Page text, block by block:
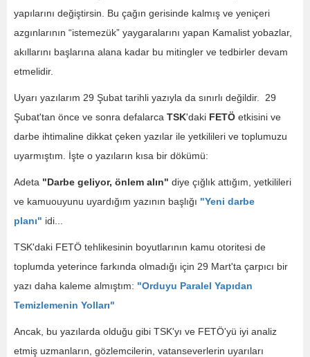
yapılarını değiştirsin. Bu çağın gerisinde kalmış ve yeniçeri
azgınlarının “istemezük” yaygaralarını yapan Kamalist yobazlar,
akıllarını başlarına alana kadar bu mitingler ve tedbirler devam
etmelidir.
Uyarı yazılarım 29 Şubat tarihli yazıyla da sınırlı değildir. 29
Şubat'tan önce ve sonra defalarca TSK'daki FETÖ etkisini ve
darbe ihtimaline dikkat çeken yazılar ile yetkilileri ve toplumuzu
uyarmıştım. İşte o yazıların kısa bir dökümü:
Adeta "Darbe geliyor, önlem alın" diye çığlık attığım, yetkilileri
ve kamuouyunu uyardığım yazının başlığı "Yeni darbe
planı" idi...
TSK'daki FETÖ tehlikesinin boyutlarının kamu otoritesi de
toplumda yeterince farkında olmadığı için 29 Mart'ta çarpıcı bir
yazı daha kaleme almıştım: "Orduyu Paralel Yapıdan
Temizlemenin Yolları"
Ancak, bu yazılarda olduğu gibi TSK'yı ve FETÖ'yü iyi analiz
etmiş uzmanların, gözlemcilerin, vatanseverlerin uyarıları